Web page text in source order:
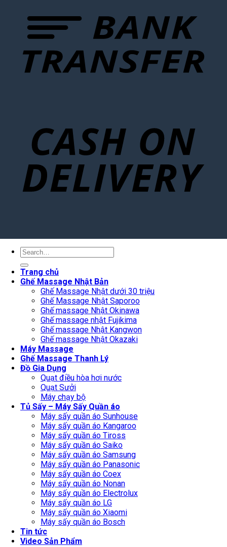
Search
Trang chủ
Ghế Massage Nhật Bản
Ghế Massage Nhật dưới 30 triệu
Ghế Massage Nhật Saporoo
Ghế massage Nhật Okinawa
Ghế massage nhật Fujikima
Ghế massage Nhật Kangwon
Ghế massage Nhật Okazaki
Máy Massage
Ghế Massage Thanh Lý
Đồ Gia Dụng
Quạt điều hòa hơi nước
Quạt Sưởi
Máy chạy bộ
Tủ Sấy – Máy Sấy Quần áo
Máy sấy quần áo Sunhouse
Máy sấy quần áo Kangaroo
Máy sấy quần áo Tiross
Máy sấy quần áo Saiko
Máy sấy quần áo Samsung
Máy sấy quần áo Panasonic
Máy sấy quần áo Coex
Máy sấy quần áo Nonan
Máy sấy quần áo Electrolux
Máy sấy quần áo LG
Máy sấy quần áo Xiaomi
Máy sấy quần áo Bosch
Tin tức
Video Sản Phẩm